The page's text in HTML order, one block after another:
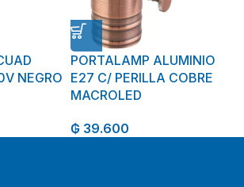
NEGRO
PORTALAMP ALUMINIO
E27 C/ PERILLA COBRE
MACROLED
₲ 39.600